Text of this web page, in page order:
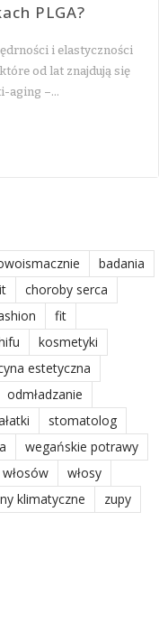
PLGA?
i elastyczności
od lat znajdują się
aging –…
badania
choroby serca
fit
kosmetyki
estetyczna
odmładzanie
stomatolog
wegańskie potrawy
włosy
klimatyczne
zupy